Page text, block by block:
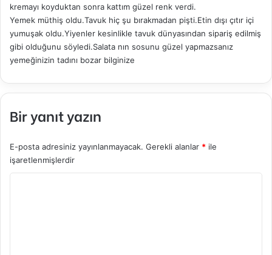
k
i
:
kremayı koyduktan sonra kattım güzel renk verdi.
Yemek müthiş oldu.Tavuk hiç şu bırakmadan pişti.Etin dışı çıtır içi
yumuşak oldu.Yiyenler kesinlikle tavuk dünyasından sipariş edilmiş
gibi olduğunu söyledi.Salata nın sosunu güzel yapmazsanız
yemeğinizin tadını bozar bilginize
Bir yanıt yazın
E-posta adresiniz yayınlanmayacak. Gerekli alanlar * ile
işaretlenmişlerdir